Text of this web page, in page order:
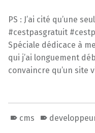
PS : J’ai cité qu’une
#cestpasgratuit
Spéciale dédicace à
qui j’ai longuement
convaincre qu’un site
cms